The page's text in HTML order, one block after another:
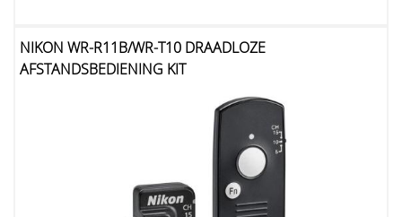
NIKON WR-R11B/WR-T10 DRAADLOZE
AFSTANDSBEDIENING KIT